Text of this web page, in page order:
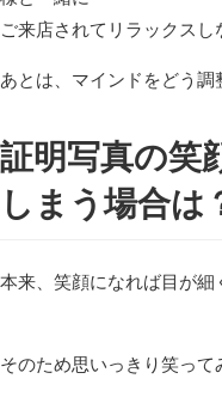
ご来店されてリラックスし
あとは、マインドをどう
証明写真の笑
しまう場合は
本来、笑顔になれば目が細
そのため思いっきり笑って